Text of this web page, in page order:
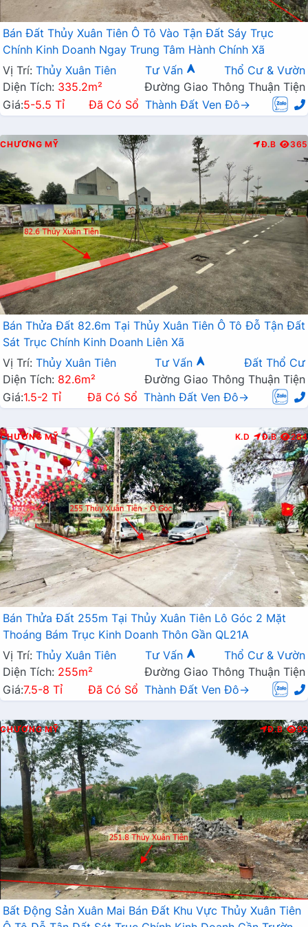
Bán Đất Thủy Xuân Tiên Ô Tô Vào Tận Đất Sáy Trục
Chính Kinh Doanh Ngay Trung Tâm Hành Chính Xã
Vị Trí: Thủy Xuân Tiên Tư Vấn
Thổ Cư & Vườn
Diện Tích: 335.2m²
Đường Giao Thông Thuận Tiện
Giá:5-5.5 Tỉ Đã Có Sổ Thành Đất Ven Đô→
CHƯƠNG MỸ Đ.B 365
Bán Thửa Đất 82.6m Tại Thủy Xuân Tiên Ô Tô Đỗ Tận Đất
Sát Trục Chính Kinh Doanh Liên Xã
Vị Trí: Thủy Xuân Tiên Tư Vấn
Đất Thổ Cư
Diện Tích: 82.6m²
Đường Giao Thông Thuận Tiện
Giá:1.5-2 Tỉ Đã Có Sổ Thành Đất Ven Đô→
CHƯƠNG MỸ K.D Đ.B 284
Bán Thửa Đất 255m Tại Thủy Xuân Tiên Lô Góc 2 Mặt
Thoáng Bám Trục Kinh Doanh Thôn Gần QL21A
Vị Trí: Thủy Xuân Tiên Tư Vấn
Thổ Cư & Vườn
Diện Tích: 255m²
Đường Giao Thông Thuận Tiện
Giá:7.5-8 Tỉ Đã Có Sổ Thành Đất Ven Đô→
CHƯƠNG MỸ Đ.B 92
Bất Động Sản Xuân Mai Bán Đất Khu Vực Thủy Xuân Tiên